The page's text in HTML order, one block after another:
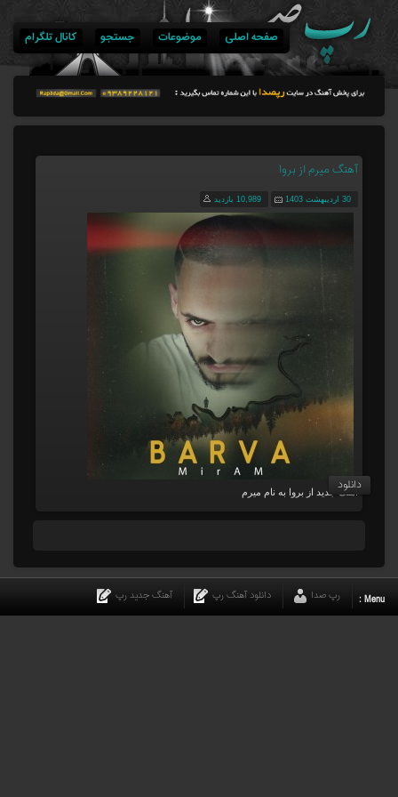
صفحه اصلی موضوعات جستجو کانال تلگرام
آهنگ میرم از بروا
30 اردیبهشت 1403 10,989 بازدید
آهنگ جدید از بروا به نام میرم
دانلود
Menu : رپ صدا دانلود آهنگ رپ آهنگ جدید رپ